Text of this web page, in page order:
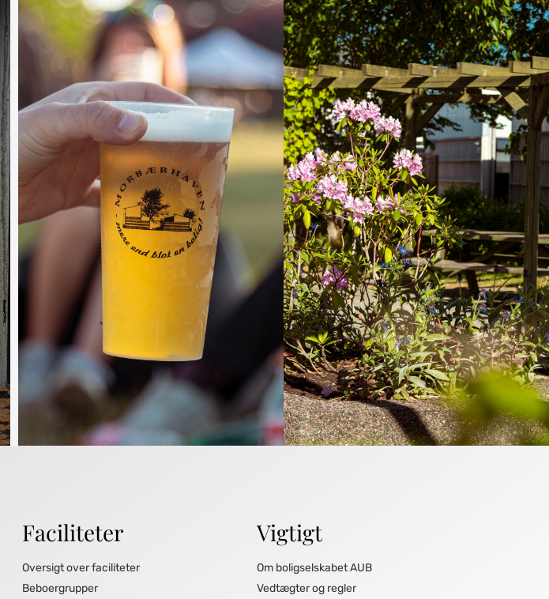
Faciliteter
Oversigt over faciliteter
Beboergrupper
Vigtigt
Om boligselskabet AUB
Vedtægter og regler